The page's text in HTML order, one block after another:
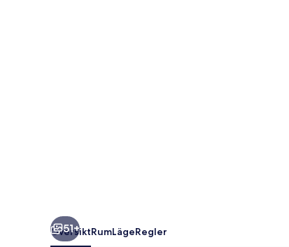
51+
ÖversiktRumLägeRegler